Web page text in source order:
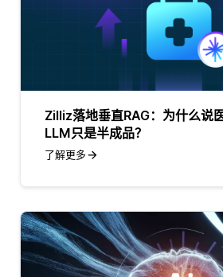
Zilliz落地垂直RAG：为什么说
LLM只是半成品？
了解更多